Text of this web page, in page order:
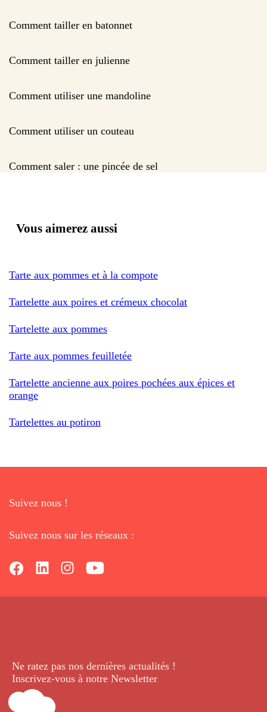
Comment tailler en batonnet
Comment tailler en julienne
Comment utiliser une mandoline
Comment utiliser un couteau
Comment saler : une pincée de sel
Vous aimerez aussi
Tarte aux pommes et à la compote
Tartelette aux poires et crémeux chocolat
Tartelette aux pommes
Tarte aux pommes feuilletée
Tartelette ancienne aux poires pochées aux épices et
orange
Tartelettes au potiron
Suivez nous !
Suivez nous sur les réseaux :
Ne ratez pas nos dernières actualités !
Inscrivez-vous à notre Newsletter.